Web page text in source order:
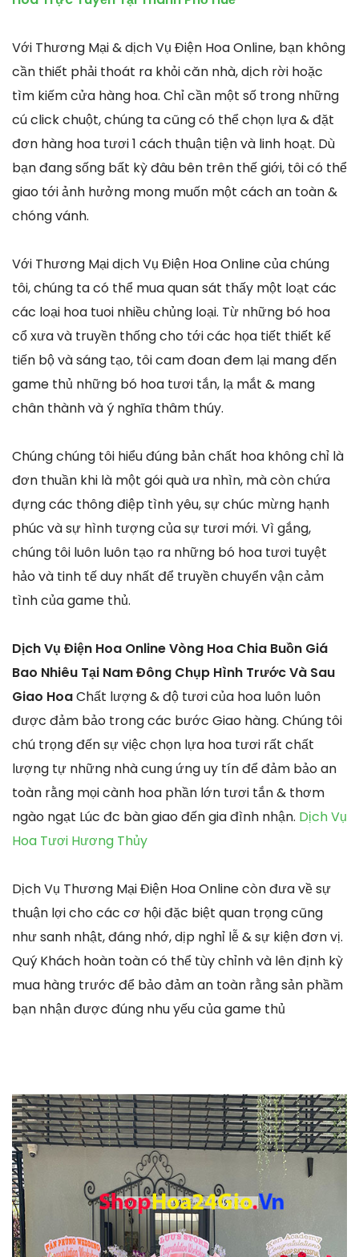
Với Thương Mại & dịch Vụ Điện Hoa Online, bạn không
cần thiết phải thoát ra khỏi căn nhà, dịch rời hoặc
tìm kiếm cửa hàng hoa. Chỉ cần một số trong những
cú click chuột, chúng ta cũng có thể chọn lựa & đặt
đơn hàng hoa tươi 1 cách thuận tiện và linh hoạt. Dù
bạn đang sống bất kỳ đâu bên trên thế giới, tôi có thể
giao tới ảnh hưởng mong muốn một cách an toàn &
chóng vánh.
Với Thương Mại dịch Vụ Điện Hoa Online của chúng
tôi, chúng ta có thể mua quan sát thấy một loạt các
các loại hoa tuoi nhiều chủng loại. Từ những bó hoa
cổ xưa và truyền thống cho tới các họa tiết thiết kế
tiến bộ và sáng tạo, tôi cam đoan đem lại mang đến
game thủ những bó hoa tươi tắn, lạ mắt & mang
chân thành và ý nghĩa thâm thúy.
Chúng chúng tôi hiểu đúng bản chất hoa không chỉ là
đơn thuần khi là một gói quà ưa nhìn, mà còn chứa
đựng các thông điệp tình yêu, sự chúc mừng hạnh
phúc và sự hình tượng của sự tươi mới. Vì gắng,
chúng tôi luôn luôn tạo ra những bó hoa tươi tuyệt
hảo và tinh tế duy nhất để truyền chuyển vận cảm
tình của game thủ.
Dịch Vụ Điện Hoa Online Vòng Hoa Chia Buồn Giá
Bao Nhiêu Tại Nam Đông Chụp Hình Trước Và Sau
Giao HoaChất lượng & độ tươi của hoa luôn luôn
được đảm bảo trong các bước Giao hàng. Chúng tôi
chú trọng đến sự việc chọn lựa hoa tươi rất chất
lượng tự những nhà cung ứng uy tín để đảm bảo an
toàn rằng mọi cành hoa phần lớn tươi tắn & thơm
ngào ngạt Lúc đc bàn giao đến gia đình nhận. Dịch Vụ
Hoa Tươi Hương Thủy
Dịch Vụ Thương Mại Điện Hoa Online còn đưa về sự
thuận lợi cho các cơ hội đặc biệt quan trọng cũng
như sanh nhật, đáng nhớ, dịp nghỉ lễ & sự kiện đơn vị.
Quý Khách hoàn toàn có thể tùy chỉnh và lên định kỳ
mua hàng trước để bảo đảm an toàn rằng sản phầm
bạn nhận được đúng nhu yếu của game thủ